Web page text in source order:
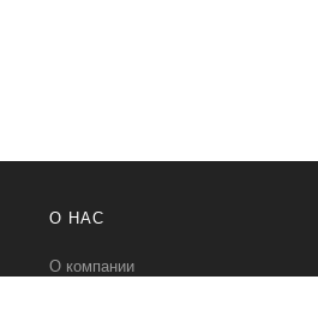
О НАС
О компании